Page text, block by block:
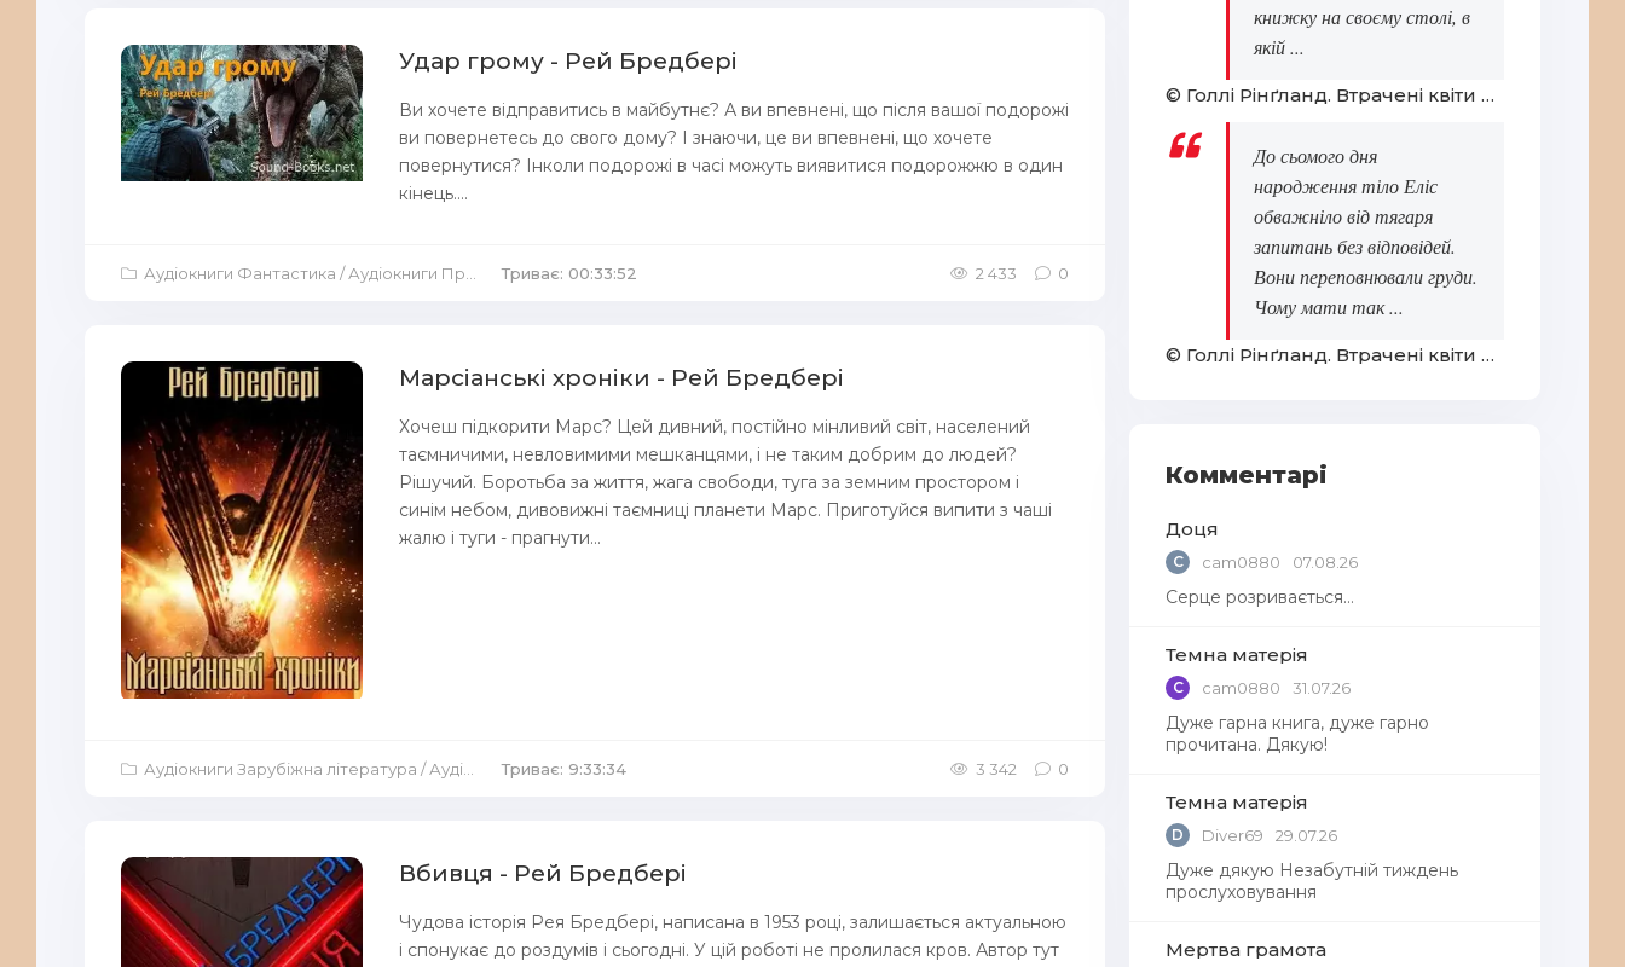
Удар грому - Рей Бредбері
Ви хочете відправитись в майбутнє? А ви впевнені, що після вашої подорожі
ви повернетесь до свого дому? І знаючи, це ви впевнені, що хочете
повернутися? Інколи подорожі в часі можуть виявитися подорожжю в один
кінець....
Аудіокниги Фантастика /Аудіокниги Пригоди /Аудіокниги Зарубіжна література
Триває: 00:33:52 2 433 0
Марсіанські хроніки - Рей Бредбері
Хочеш підкорити Марс? Цей дивний, постійно мінливий світ, населений
таємничими, невловимими мешканцями, і не таким добрим до людей?
Рішучий. Боротьба за життя, жага свободи, туга за земним простором і
синім небом, дивовижні таємниці планети Марс. Приготуйся випити з чаші
жалю і туги - прагнути...
Аудіокниги Зарубіжна література /Аудіокниги Фантастика Триває: 9:33:34 3 342 0
Вбивця - Рей Бредбері
Чудова історія Рея Бредбері, написана в 1953 році, залишається актуальною
і спонукає до роздумів і сьогодні. У цій роботі не пролилася кров. Автор тут
книжку на своєму столі, в
якій ...
© Голлі Рінґланд. Втрачені квіти Еліс Гарт
До сьомого дня
народження тіло Еліс
обважніло від тягаря
запитань без відповідей.
Вони переповнювали груди.
Чому мати так ...
© Голлі Рінґланд. Втрачені квіти Еліс Гарт
Комментарі
Доця
C cam0880 07.08.26
Серце розривається…
Темна матерія
C cam0880 31.07.26
Дуже гарна книга, дуже гарно
прочитана. Дякую!
Темна матерія
D Diver69 29.07.26
Дуже дякую Незабутній тиждень
прослуховування
Мертва грамота